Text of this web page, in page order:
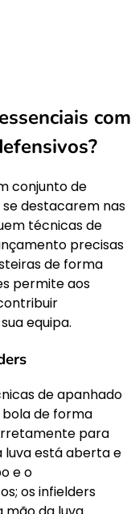
com
conjunto de
destacarem nas
técnicas de
precisas
de forma
permite aos
equipa.
de apanhado
de forma
para
luva está aberta e
e o
os infielders